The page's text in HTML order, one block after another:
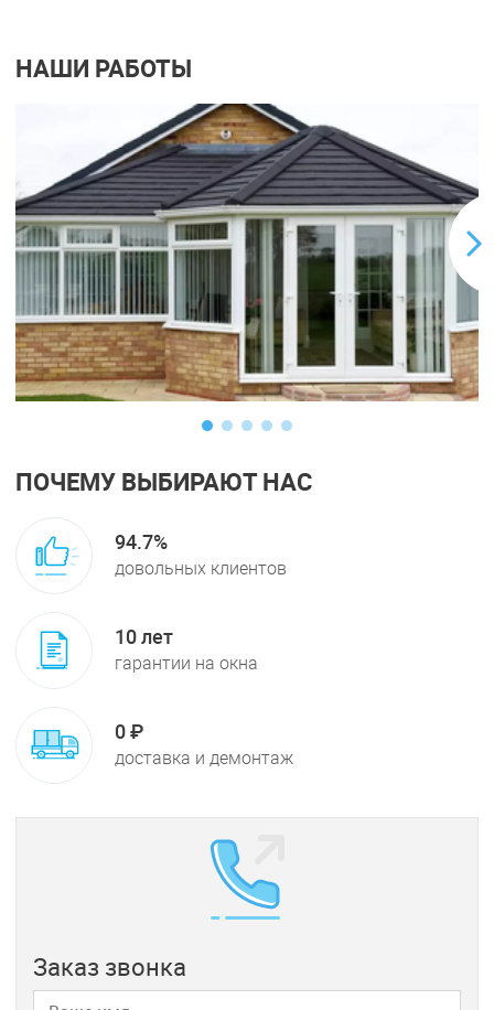
НАШИ РАБОТЫ
ПОЧЕМУ ВЫБИРАЮТ НАС
94.7%
довольных клиентов
10 лет
гарантии на окна
0 ₽
доставка и демонтаж
Заказ звонка